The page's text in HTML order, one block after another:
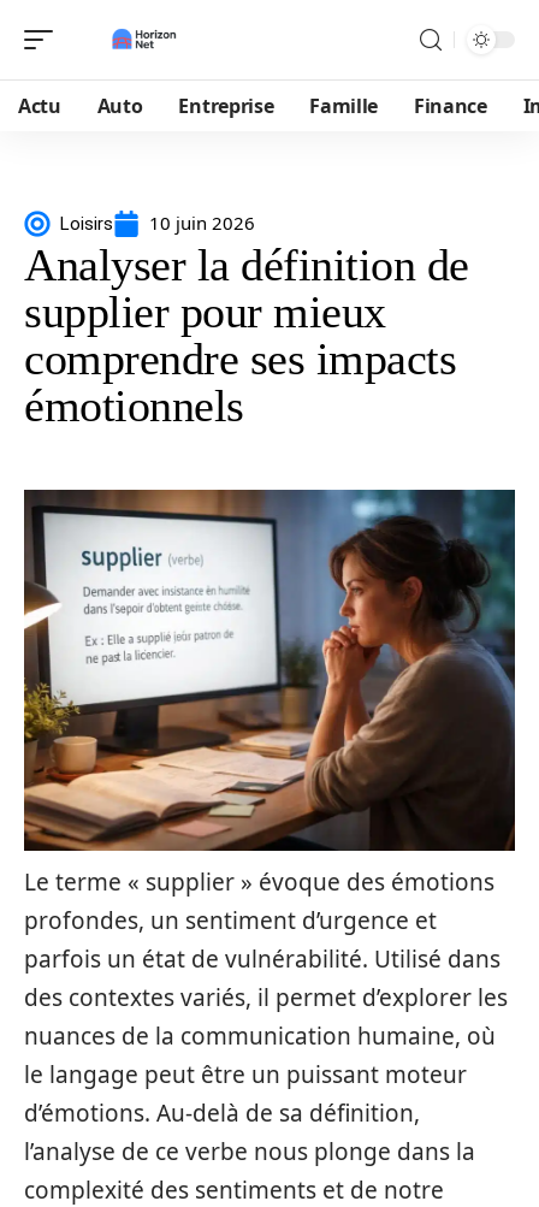
Actu Auto Entreprise Famille Finance
Loisirs 10 juin 2026
Analyser la définition de
supplier pour mieux
comprendre ses impacts
émotionnels
Le terme « supplier » évoque des émotions
profondes, un sentiment d’urgence et
parfois un état de vulnérabilité. Utilisé dans
des contextes variés, il permet d’explorer les
nuances de la communication humaine, où
le langage peut être un puissant moteur
d’émotions. Au-delà de sa définition,
l’analyse de ce verbe nous plonge dans la
complexité des sentiments et de notre